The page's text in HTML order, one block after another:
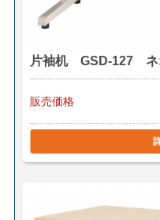
＊組立対応可 組立費
【小口送り付け便】＊
2,000円～/1台（税別）
＊お届け地域によって
■横浜市内 1台 ￥
EV有り）
片袖机 GSD-127 ネ
販売価格